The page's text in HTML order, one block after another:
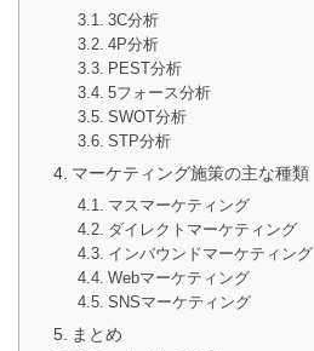
3C分析
4P分析
PEST分析
5フォース分析
SWOT分析
STP分析
マーケティング施策の主な種類
マスマーケティング
ダイレクトマーケティング
インバウンドマーケティング
Webマーケティング
SNSマーケティング
まとめ